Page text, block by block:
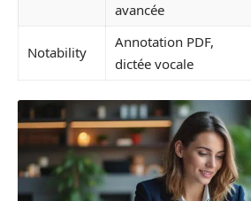
avancée
Notability
Annotation PDF,
dictée vocale